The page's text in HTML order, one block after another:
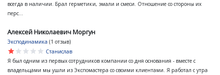
всегда в наличии. Брал герметики, эмали и смеси. Отношение со стороны их
перс...
Алексей Николаевич Моргун
Эксподинамика (1 отзыв)
star
star
star
star
star
Станислав
Я был одним из первых сотрудников компании со дня основания - вместе с
владельцами мы ушли из Экспомастера со своими клиентами. Я работал с утра